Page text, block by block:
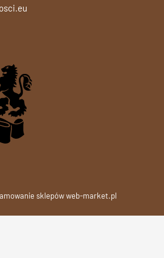
sklepów web-market.pl